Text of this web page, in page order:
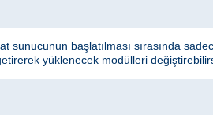
başlatılması sırasında
yüklenecek modülleri